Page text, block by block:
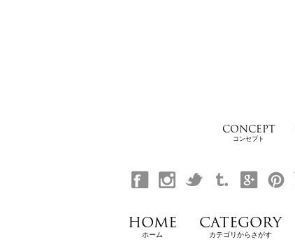
CONCEPT
コンセプト
HOME
ホーム
CATEGORY
カテゴリからさがす